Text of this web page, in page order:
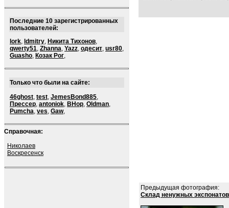
Последние 10 зарегистрированных
пользователей:
lork, ldmitry, Никита Тихонов,
qwerty51, Zhanna, Yazz, одесит, usr80,
Guasho, Козак Рог,
Только что были на сайте:
46ghost, test, JemesBond885,
Прессер, antoniok, BHop, Oldman,
Pumcha, ves, Gaw,
Справочная:
Николаев
Воскресенск
Предыдущая фотография:
Склад ненужных экспонатов